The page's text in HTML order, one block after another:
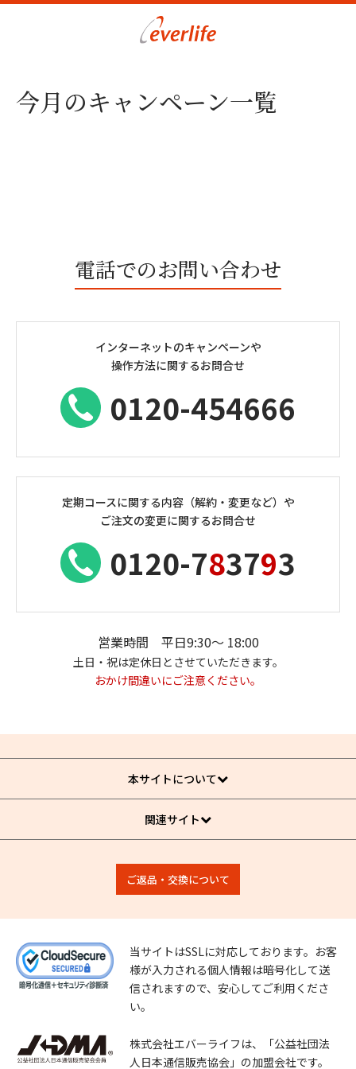
今月のキャンペーン一覧
電話でのお問い合わせ
インターネットのキャンペーンや
操作方法に関するお問合せ
0120-454666
定期コースに関する内容（解約・変更など）や
ご注文の変更に関するお問合せ
0120-783793
営業時間 平日9:30〜 18:00
土日・祝は定休日とさせていただきます。
おかけ間違いにご注意ください。
本サイトについて
関連サイト
ご返品・交換について
当サイトはSSLに対応しております。お客
様が入力される個人情報は暗号化して送
信されますので、安心してご利用くださ
い。
株式会社エバーライフは、「公益社団法
人日本通信販売協会」の加盟会社です。